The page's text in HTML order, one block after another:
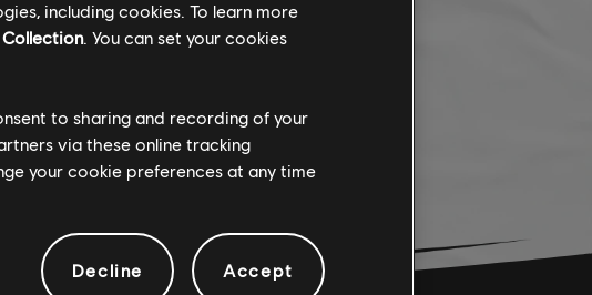
including cookies. To learn more
. You can set your cookies
to sharing and recording of your
via these online tracking
your cookie preferences at any time
Decline Accept